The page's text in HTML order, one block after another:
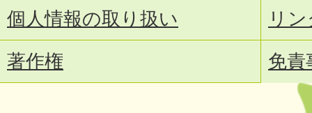
個人情報の取り扱い
リ
著作権
免責